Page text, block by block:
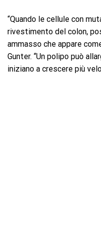
“Quando le cellule con
rivestimento del colon,
ammasso che appare
Gunter. “Un polipo può
iniziano a crescere più